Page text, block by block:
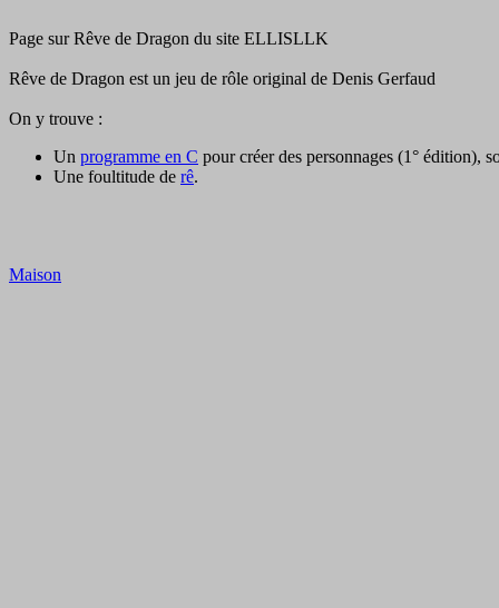
Page sur Rêve de Dragon du site ELLISLLK
Rêve de Dragon est un jeu de rôle original de Denis Gerfaud
On y trouve :
Un programme en C pour créer des personnages (1° édition),
Une foultitude de rê.
Maison